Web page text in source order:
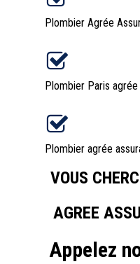
Plombier Agrée
Plombier Paris
Plombier agrée
VOUS
AGREE
Appelez